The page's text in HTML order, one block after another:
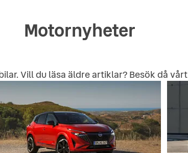
Motornyheter
Vill du läsa äldre artiklar? Besök då vårt